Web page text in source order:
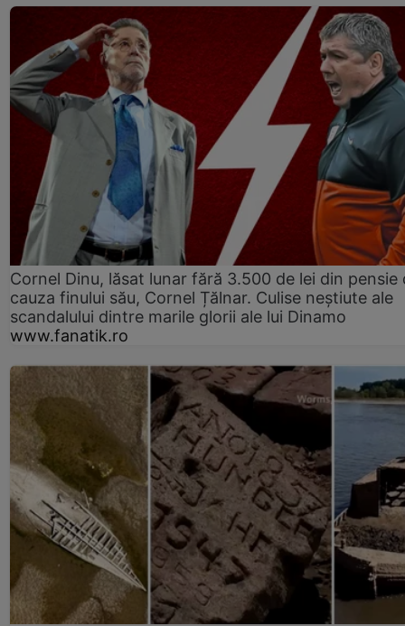
Cornel Dinu, lăsat lunar fără 3.500 de lei din pensie
cauza finului său, Cornel Țălnar. Culise neștiute ale
scandalului dintre marile glorii ale lui Dinamo
www.fanatik.ro